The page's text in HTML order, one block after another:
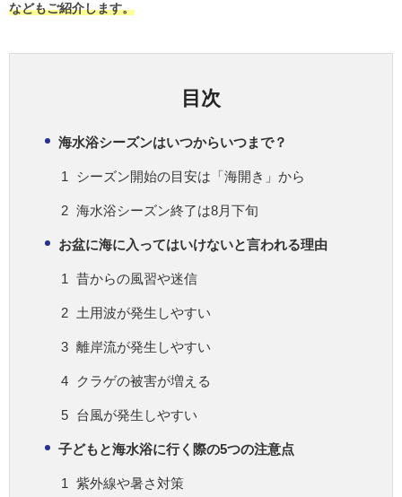
などもご紹介します。
目次
海水浴シーズンはいつからいつまで？
シーズン開始の目安は「海開き」から
海水浴シーズン終了は8月下旬
お盆に海に入ってはいけないと言われる理由
昔からの風習や迷信
土用波が発生しやすい
離岸流が発生しやすい
クラゲの被害が増える
台風が発生しやすい
子どもと海水浴に行く際の5つの注意点
紫外線や暑さ対策